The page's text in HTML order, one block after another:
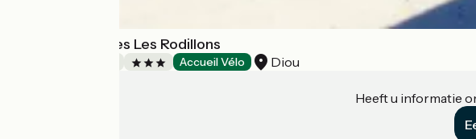
Chambre d'hôtes Les Rodillons
Accueil Vélo Diou
Heeft u informatie